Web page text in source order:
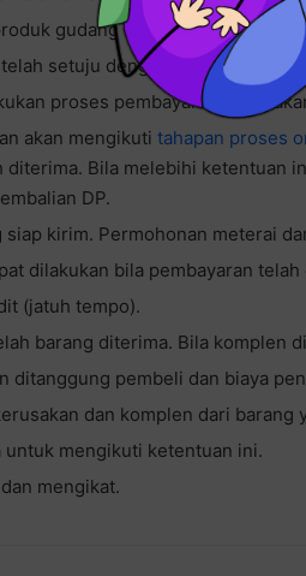
gudang dan Tanpauang
setuju dengan harga dan
proses pembayaran, tidak
akan mengikuti tahapan proses
Bila melebihi ketentuan
DP.
kirim. Permohonan meterai
dilakukan bila pembayaran
(jatuh tempo).
barang diterima. Bila komplen
ditanggung pembeli dan biaya
dan komplen dari
untuk mengikuti ketentuan ini.
mengikat.